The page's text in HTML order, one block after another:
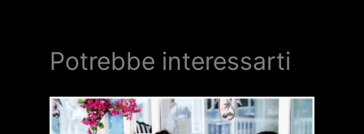
Potrebbe interessarti